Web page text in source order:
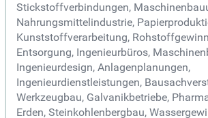
Stickstoffverbindungen,
Nahrungsmittelindustrie,
Kunststoffverarbeitung,
Entsorgung, Ingenieurbüros,
Ingenieurdesign, Anlagenplanungen,
Ingenieurdienstleistungen,
Werkzeugbau, Galvanikbetriebe,
Erden, Steinkohlenbergbau,